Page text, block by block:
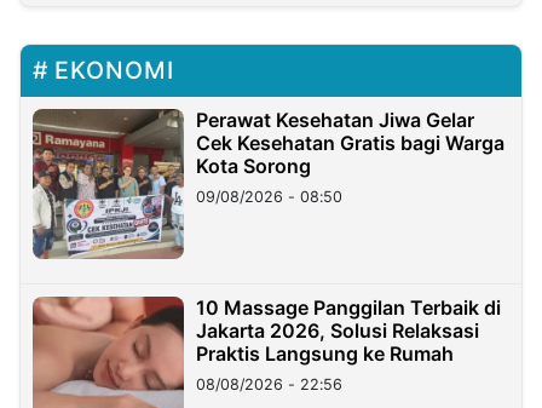
EKONOMI
Perawat Kesehatan Jiwa Gelar
Cek Kesehatan Gratis bagi Warga
Kota Sorong
09/08/2026 - 08:50
10 Massage Panggilan Terbaik di
Jakarta 2026, Solusi Relaksasi
Praktis Langsung ke Rumah
08/08/2026 - 22:56